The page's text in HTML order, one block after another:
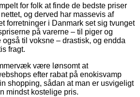
for folk at finde de bedste priser
og derved har massevis af
forretninger i Danmark set sig tvunget
på varerne – til piger og
til voksne – drastisk, og endda
fragt.
være lønsomt at
efter rabat på enokisvamp
shopping, sådan at man er usvigeligt
mindst kostelige pris.